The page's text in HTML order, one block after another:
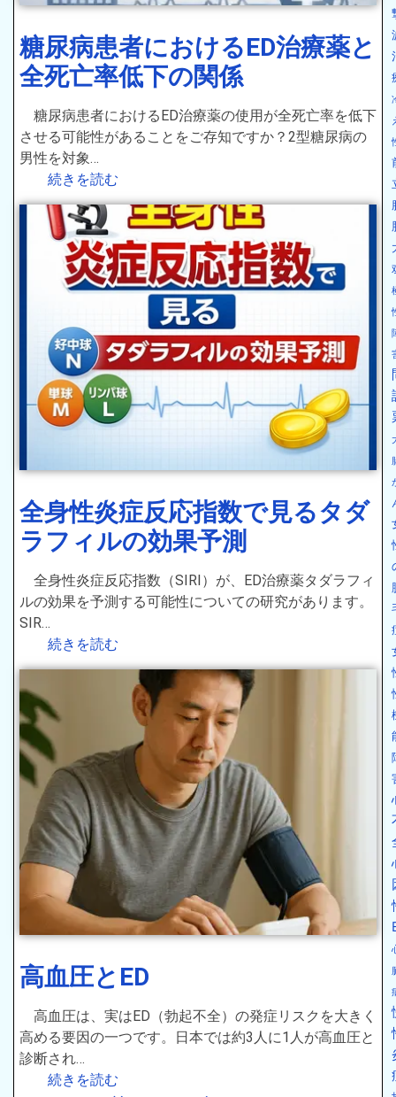
糖尿病患者におけるED治療薬と
全死亡率低下の関係
糖尿病患者におけるED治療薬の使用が全死亡率を低下
させる可能性があることをご存知ですか？2型糖尿病の
男性を対象…
続きを読む
全身性炎症反応指数で見るタダ
ラフィルの効果予測
全身性炎症反応指数（SIRI）が、ED治療薬タダラフィ
ルの効果を予測する可能性についての研究があります。
SIR…
続きを読む
高血圧とED
高血圧は、実はED（勃起不全）の発症リスクを大きく
高める要因の一つです。日本では約3人に1人が高血圧と
診断され…
続きを読む